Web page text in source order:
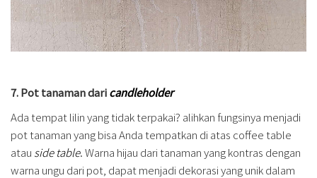
7. Pot tanaman daricandleholder
Ada tempat lilin yang tidak terpakai? alihkan fungsinya menjadi
pot tanaman yang bisa Anda tempatkan di atas coffee table
atau side table. Warna hijau dari tanaman yang kontras dengan
warna ungu dari pot, dapat menjadi dekorasi yang unik dalam